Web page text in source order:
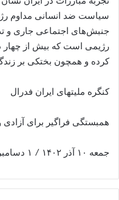
سیاست ضد انسانی مداوم
جنبش‌های اجتماعی جاری و
رژیمی است که بیش از چهار
کرده و همچون بختکی بر
کنگره ملیتهای ایران فدرال
همبستگی فراگیر برای آزادی
جمعه ۱۰ آذر ۱۴۰۲ / ۱ دسامبر ۲۰۲۳